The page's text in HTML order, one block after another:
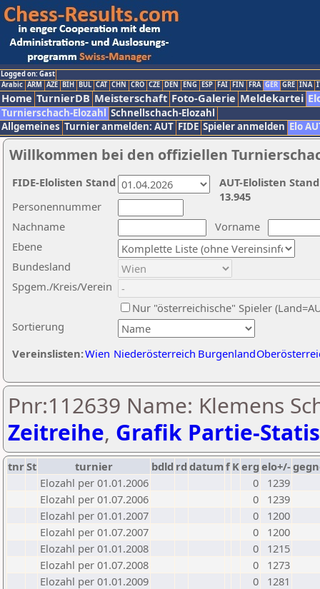
Logged on: Gast
Arabic ARM AZE BIH BUL CAT CHN CRO CZE DEN ENG ESP FAI FIN FRA GER GRE INA
Home TurnierDB Meisterschaft Foto-Galerie Meldekartei
Turnierschach-Elozahl Schnellschach-Elozahl
Allgemeines Turnier anmelden: AUT FIDE Spieler anmelden Elo
Willkommen bei den offiziellen
Nachname
Vorname
Ebene
Sortierung
Personennummer
Bundesland
Spgem./Kreis/Verein
Nur "österreichische" Spieler
Vereinslisten:Wien Niederösterreich Burgenland
AUT-Elolisten
13.945
FIDE-Elolisten Stand
Pnr:112639 Name: Klemens
Zeitreihe, Grafik Partie-
tnrSt turnier bdld rd datumf Kerg elo+/-
Elozahl per 01.01.2006
0
1239
Elozahl per 01.07.2006
0
1239
Elozahl per 01.01.2007
0
1200
Elozahl per 01.07.2007
0
1200
Elozahl per 01.01.2008
0
1215
Elozahl per 01.07.2008
0
1273
Elozahl per 01.01.2009
0
1281